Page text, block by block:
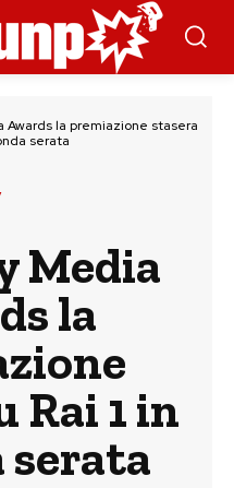
Awards la premiazione stasera
serata
Media
la
Rai 1 in
serata